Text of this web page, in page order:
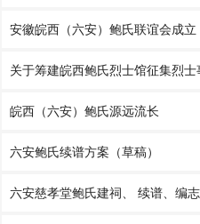
安徽皖西（六安）鲍氏联谊会成立
关于筹建皖西鲍氏烈士馆征集烈
皖西（六安）鲍氏源远流长
六安鲍氏续谱方案（草稿）
六安慈孝堂鲍氏建祠、 续谱、编